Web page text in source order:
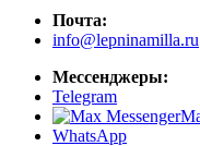
Почта:
info@lepninamilla.ru
Мессенджеры:
Telegram
WhatsApp